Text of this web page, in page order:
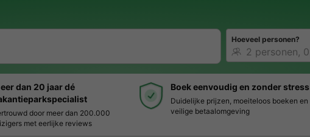
Hoeveel personen?
dan 20 jaar dé
door meer dan 200.000
met eerlijke reviews
Boek eenvoudig en zonder stress
Duidelijke prijzen, moeiteloos boeken en
veilige betaalomgeving